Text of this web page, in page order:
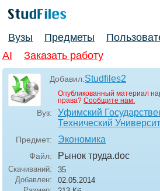
Вузы Предметы
AI
Заказать работу
Добавил:Studfiles2
Опубликованный материал
права? Сообщите нам.
Вуз:
Уфимский
Технический
Предмет: Экономика
Файл: Рынок труда.doc
Скачиваний:
35
Добавлен:
02.05.2014